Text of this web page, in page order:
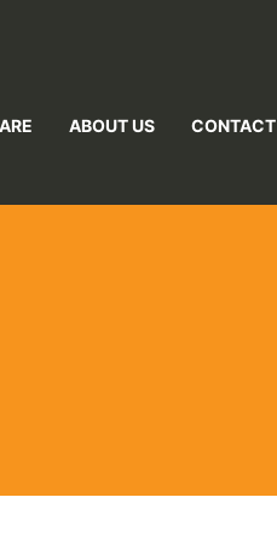
ABOUT US CONTACT